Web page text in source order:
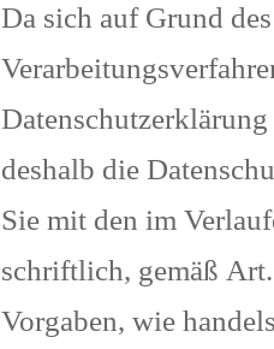
Da sich auf Grund
deshalb die
Sie mit den im
schriftlich, gemäß
Vorgaben, wie